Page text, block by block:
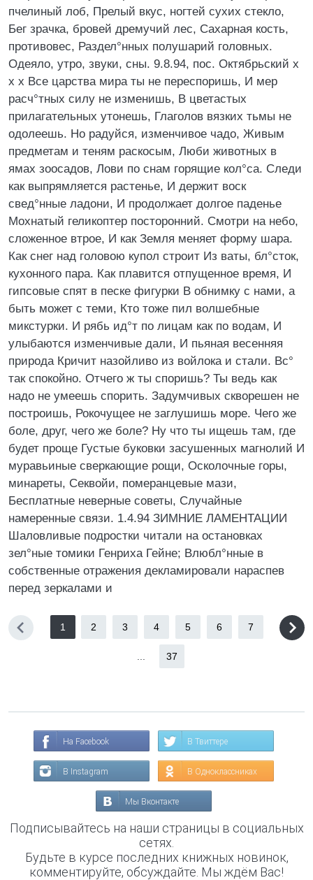
1 2 3 4 5 6 7
37
На Facebook В Твиттере
В Instagram В Одноклассниках
Мы Вконтакте
Подписывайтесь на наши страницы в социальных
сетях.
Будьте в курсе последних книжных новинок,
комментируйте, обсуждайте. Мы ждём Вас!